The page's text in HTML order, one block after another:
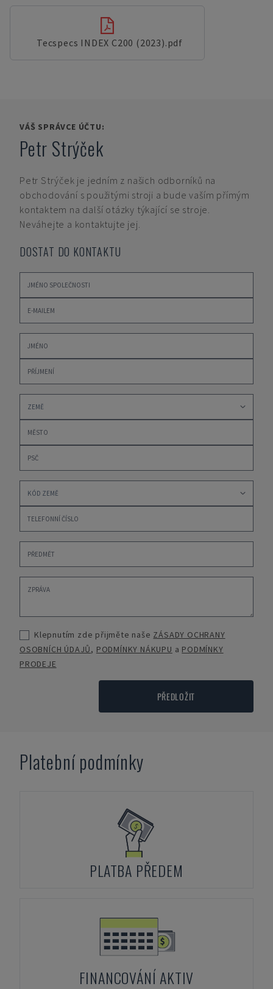
Tecspecs INDEX C200 (2023).pdf
VÁŠ SPRÁVCE ÚČTU:
Petr Strýček
Petr Strýček je jedním z našich odborníků na
obchodování s použitými stroji a bude vaším přímým
kontaktem na další otázky týkající se stroje.
Neváhejte a kontaktujte jej.
DOSTAT DO KONTAKTU
Klepnutím zde přijměte naše ZÁSADY OCHRANY
OSOBNÍCH ÚDAJŮ, PODMÍNKY NÁKUPU a PODMÍNKY
PRODEJE
PŘEDLOŽIT
Platební podmínky
PLATBA PŘEDEM
FINANCOVÁNÍ AKTIV